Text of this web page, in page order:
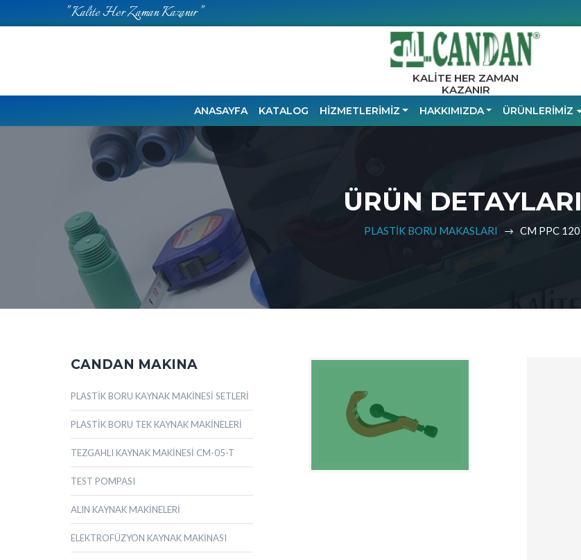
" Kalite Her Zaman Kazanır "
KALİTE HER ZAMAN
KAZANIR
ANASAYFA KATALOG HİZMETLERİMİZ HAKKIMIZDA ÜRÜNLERİMİZ
ÜRÜN DETAYLARI
PLASTİK BORU MAKASLARI CM PPC 120
CANDAN MAKINA
PLASTİK BORU KAYNAK MAKİNESİ SETLERİ
PLASTİK BORU TEK KAYNAK MAKİNELERİ
TEZGAHLI KAYNAK MAKİNESİ CM-05-T
TEST POMPASI
ALIN KAYNAK MAKİNELERİ
ELEKTROFÜZYON KAYNAK MAKİNASI